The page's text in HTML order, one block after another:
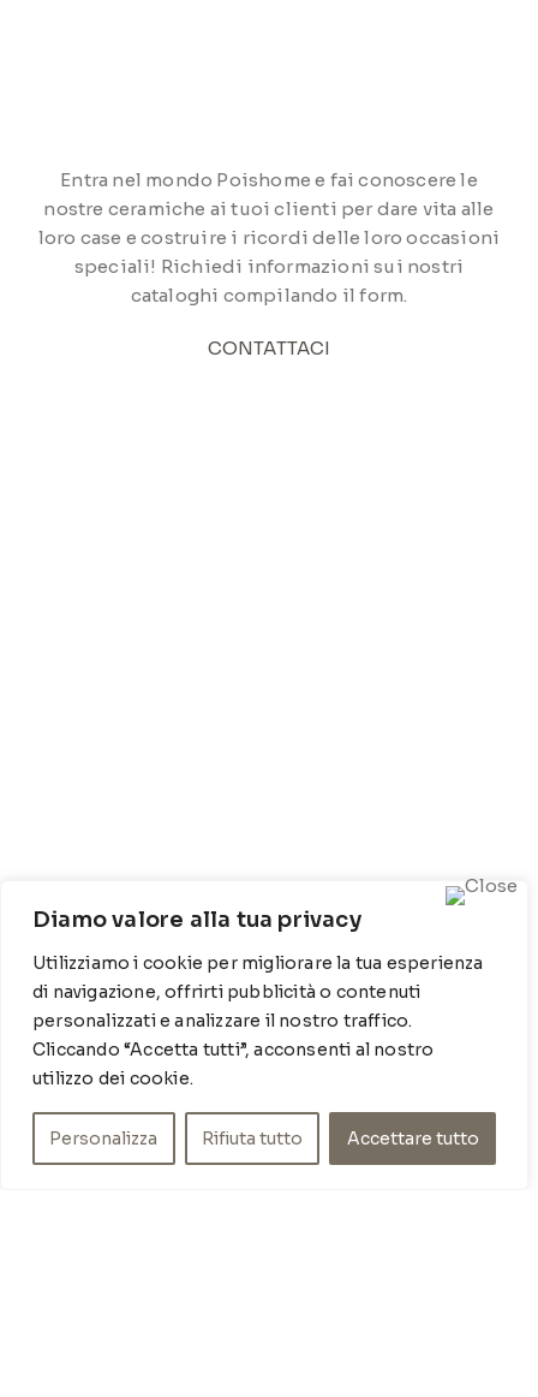
Diamo valore alla tua privacy
Utilizziamo i cookie per migliorare la tua esperienza
di navigazione, offrirti pubblicità o contenuti
personalizzati e analizzare il nostro traffico.
Cliccando “Accetta tutti”, acconsenti al nostro
utilizzo dei cookie.
Personalizza Rifiuta tutto Accettare tutto
Entra nel mondo Poishome e fai conoscere le
nostre ceramiche ai tuoi clienti per dare vita alle
loro case e costruire i ricordi delle loro occasioni
speciali! Richiedi informazioni sui nostri
cataloghi compilando il form.
CONTATTACI
mare
: 080 917 78 89
WZ: 329 6510725
info@poishome.it
INFO